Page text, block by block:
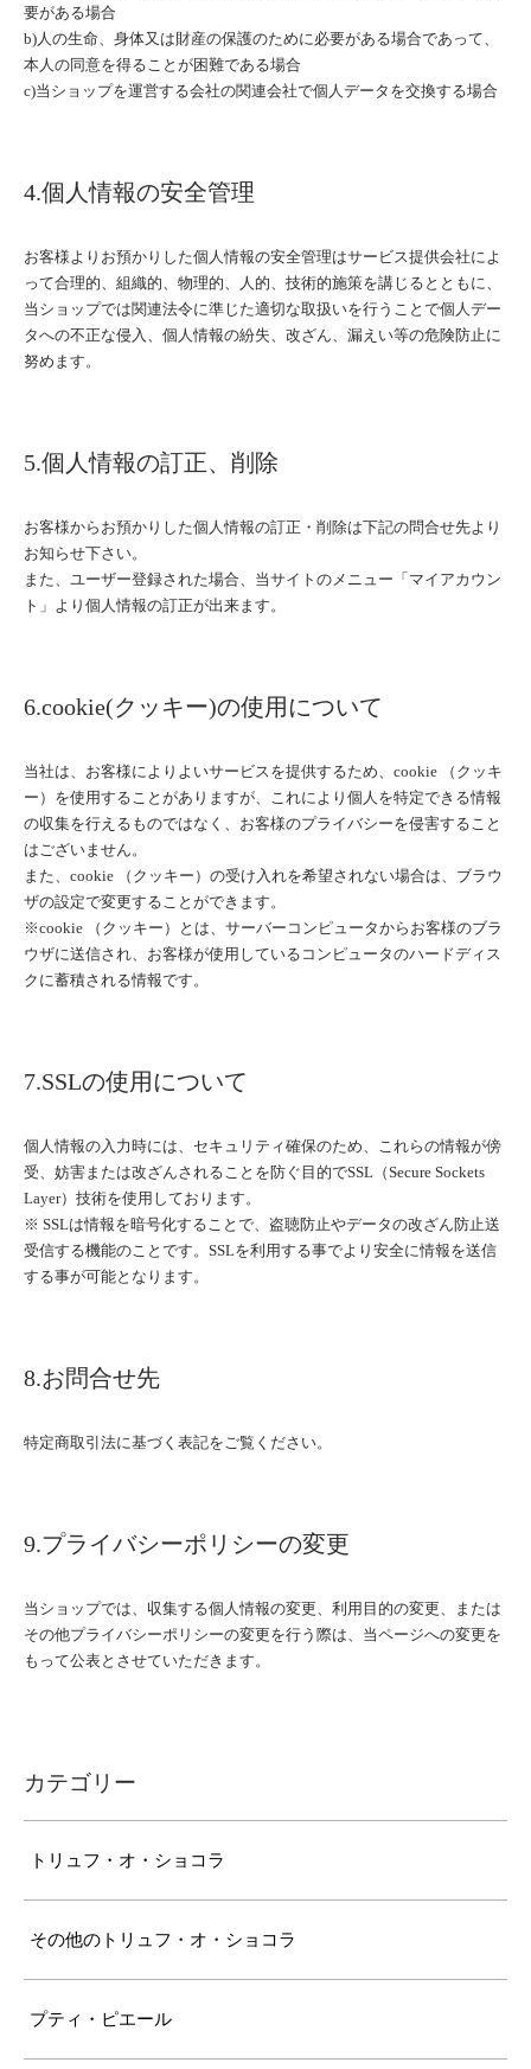
要がある場合
b)人の生命、身体又は財産の保護のために必要がある場合であって、
本人の同意を得ることが困難である場合
c)当ショップを運営する会社の関連会社で個人データを交換する場合
4.個人情報の安全管理
お客様よりお預かりした個人情報の安全管理はサービス提供会社によ
って合理的、組織的、物理的、人的、技術的施策を講じるとともに、
当ショップでは関連法令に準じた適切な取扱いを行うことで個人デー
タへの不正な侵入、個人情報の紛失、改ざん、漏えい等の危険防止に
努めます。
5.個人情報の訂正、削除
お客様からお預かりした個人情報の訂正・削除は下記の問合せ先より
お知らせ下さい。
また、ユーザー登録された場合、当サイトのメニュー「マイアカウン
ト」より個人情報の訂正が出来ます。
6.cookie(クッキー)の使用について
当社は、お客様によりよいサービスを提供するため、cookie （クッキ
ー）を使用することがありますが、これにより個人を特定できる情報
の収集を行えるものではなく、お客様のプライバシーを侵害すること
はございません。
また、cookie （クッキー）の受け入れを希望されない場合は、ブラウ
ザの設定で変更することができます。
※cookie （クッキー）とは、サーバーコンピュータからお客様のブラ
ウザに送信され、お客様が使用しているコンピュータのハードディス
クに蓄積される情報です。
7.SSLの使用について
個人情報の入力時には、セキュリティ確保のため、これらの情報が傍
受、妨害または改ざんされることを防ぐ目的でSSL（Secure Sockets
Layer）技術を使用しております。
※ SSLは情報を暗号化することで、盗聴防止やデータの改ざん防止送
受信する機能のことです。SSLを利用する事でより安全に情報を送信
する事が可能となります。
8.お問合せ先
特定商取引法に基づく表記をご覧ください。
9.プライバシーポリシーの変更
当ショップでは、収集する個人情報の変更、利用目的の変更、または
その他プライバシーポリシーの変更を行う際は、当ページへの変更を
もって公表とさせていただきます。
カテゴリー
トリュフ・オ・ショコラ
その他のトリュフ・オ・ショコラ
プティ・ピエール